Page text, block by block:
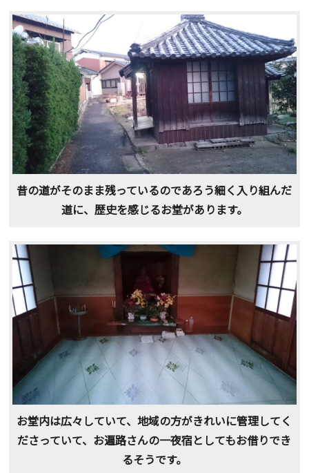
昔の道がそのまま残っているのであろう細く入り組んだ
道に、歴史を感じるお堂があります。
お堂内は広々していて、地域の方がきれいに管理してく
ださっていて、お遍路さんの一夜宿としてもお借りでき
るそうです。